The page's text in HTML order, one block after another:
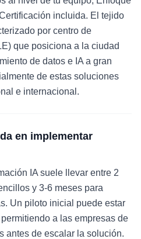
incluida. El tejido
por centro de
que posiciona a la ciudad
de datos e IA a gran
de estas soluciones
e internacional.
en implementar
IA suele llevar entre 2
y 3-6 meses para
Un piloto inicial puede estar
a las empresas de
antes de escalar la solución.